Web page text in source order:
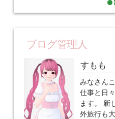
ブログ管理人
すもも
みなさんこ
仕事と日
ます。 新しい物が大好き。 国内・国
外旅行も